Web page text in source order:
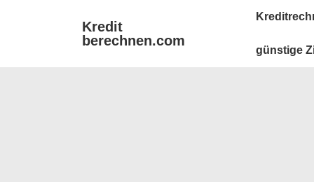
Kredit
berechnen.com
Main
günstige